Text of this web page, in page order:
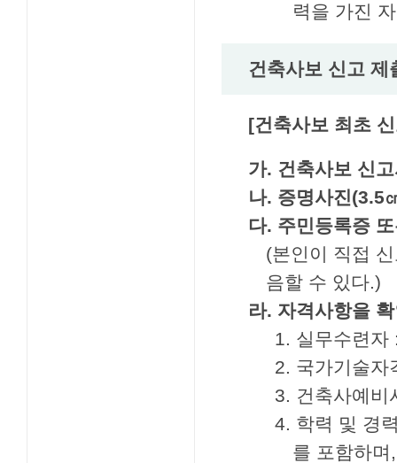
력을 가진 자
건축사보 신고 제
[건축사보 최초
가. 건축사보 신
나. 증명사진(3.5
다. 주민등록증
(본인이 직접
음할 수 있다.)
라. 자격사항을
1. 실무수련자
2. 국가기술자
3. 건축사예비
4. 학력 및 경
를 포함하